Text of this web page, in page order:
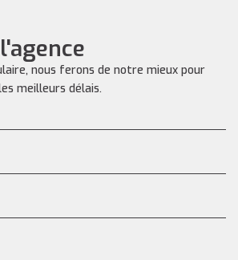
nous ferons de notre mieux pour
meilleurs délais.